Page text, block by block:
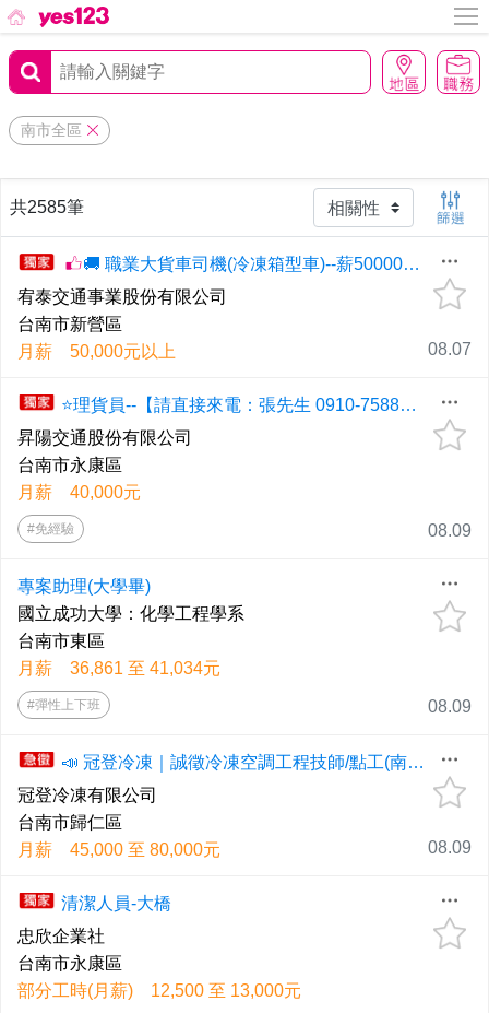
南市全區
共2585筆
🚚 職業大貨車司機(冷凍箱型車)--薪50000起【請直接來電：趙小姐 0919-126185】
宥泰交通事業股份有限公司
台南市新營區
月薪 50,000元以上
08.07
⭐理貨員--【請直接來電：張先生 0910-758888 / 06-2332745】
昇陽交通股份有限公司
台南市永康區
月薪 40,000元
#免經驗 08.09
專案助理(大學畢)
國立成功大學：化學工程學系
台南市東區
月薪 36,861 至 41,034元
#彈性上下班 08.09
📣 冠登冷凍｜誠徵冷凍空調工程技師/點工(南部地區)
冠登冷凍有限公司
台南市歸仁區
月薪 45,000 至 80,000元
08.09
清潔人員-大橋
忠欣企業社
台南市永康區
部分工時(月薪) 12,500 至 13,000元